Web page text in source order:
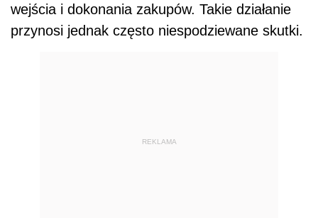
wejścia i dokonania zakupów. Takie działanie
przynosi jednak często niespodziewane skutki.
REKLAMA